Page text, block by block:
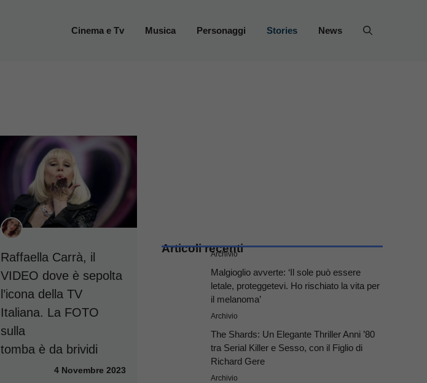
Cinema e Tv Musica Personaggi Stories News
Raffaella Carrà, il
VIDEO dove è sepolta
l’icona della TV
Italiana. La FOTO
sulla
tomba è da brividi
4 Novembre 2023
Articoli recenti
Archivio
Malgioglio avverte: ‘Il sole può essere
letale, proteggetevi. Ho rischiato la vita per
il melanoma’
Archivio
The Shards: Un Elegante Thriller Anni ’80
tra Serial Killer e Sesso, con il Figlio di
Richard Gere
Archivio